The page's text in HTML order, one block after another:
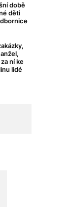
době
děti
ní ke
lidé